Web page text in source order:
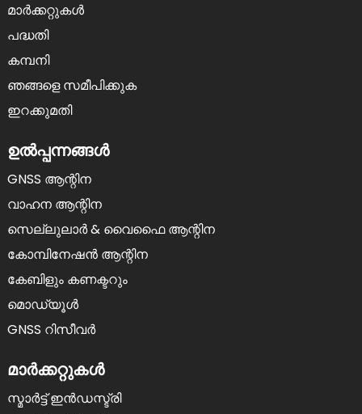
മാർക്കറ്റുകൾ
പദ്ധതി
കമ്പനി
ഞങ്ങളെ സമീപിക്കുക
ഇറക്കുമതി
ഉൽപ്പന്നങ്ങൾ
GNSS ആന്റിന
വാഹന ആന്റിന
സെല്ലുലാർ & വൈഫൈ ആന്റിന
കോമ്പിനേഷൻ ആന്റിന
കേബിളും കണക്ടറും
മൊഡ്യൂൾ
GNSS റിസീവർ
മാർക്കറ്റുകൾ
സ്മാർട്ട് ഇൻഡസ്ട്രി